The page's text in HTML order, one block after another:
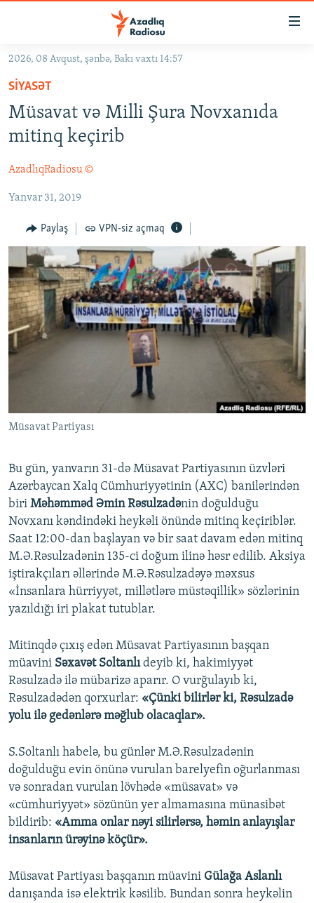
Əsas
qayıt
Əsas
naviqasiyaya
qayıt
Axtarışa
GÜNDƏM
KORRUPSIOMETR
#ƏSLINDƏ
FƏRQƏ BAX
QANUNI DOĞRU
ARAŞDIRMA
MULTIMEDIA
VIDEO
FOTOQALEREYA
İNFOQRAFIKA
RADIO ARXIV
OXU ZALI
AZƏRBAYCAN ƏDƏBIYYATI KITABXANASI
İZ - MƏDƏNIYYƏT PROQRAMI
HAQQIMIZDA
MISSIYAMIZ
PEŞƏ ETIKASI VƏ JURNALISTIKA STANDARTLARIMIZ
MATERIALLARIMIZDAN ISTIFADƏ
AZADLIQRADIOSU MOBIL TELEFONUNUZDA
BIZIMLƏ ƏLAQƏ
BIZI IZLƏ
2026, 08 Avqust, şənbə, Bakı vaxtı 14:57
SIYASƏT
Müsavat və Milli Şura Novxanıda
mitinq keçirib
AzadlıqRadiosu ©
Yanvar 31, 2019
Paylaş VPN-siz açmaq
Müsavat Partiyası
Bu gün, yanvarın 31-də Müsavat Partiyasının üzvləri
Azərbaycan Xalq Cümhuriyyətinin (AXC) banilərindən
biri Məhəmməd Əmin Rəsulzadənin doğulduğu
Novxanı kəndindəki heykəli önündə mitinq keçiriblər.
Saat 12:00-dan başlayan və bir saat davam edən mitinq
M.Ə.Rəsulzadənin 135-ci doğum ilinə həsr edilib. Aksiya
iştirakçıları əllərində M.Ə.Rəsulzadəyə məxsus
«İnsanlara hürriyyət, millətlərə müstəqillik» sözlərinin
yazıldığı iri plakat tutublar.
Mitinqdə çıxış edən Müsavat Partiyasının başqan
müavini Səxavət Soltanlıdeyib ki, hakimiyyət
Rəsulzadə ilə mübarizə aparır. O vurğulayıb ki,
Rəsulzadədən qorxurlar: «Çünki bilirlər ki, Rəsulzadə
yolu ilə gedənlərə məğlub olacaqlar».
S.Soltanlı habelə, bu günlər M.Ə.Rəsulzadənin
doğulduğu evin önünə vurulan barelyefin oğurlanması
və sonradan vurulan lövhədə «müsavat» və
«cümhuriyyət» sözünün yer almamasına münasibət
bildirib: «Amma onlar nəyi silirlərsə, həmin anlayışlar
insanların ürəyinə köçür».
Müsavat Partiyası başqanın müavini Gülağa Aslanlı
danışanda isə elektrik kəsilib. Bundan sonra heykəlin